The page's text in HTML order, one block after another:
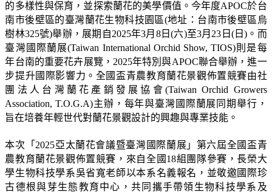
的多樣性與保育，並探索蘭花的美學價值。今年度APOC於台
南市後壁區的臺灣蘭花生物科技園區(地址：台南市後壁區烏
樹林325號)舉辦，展期自2025年3月 8日(六)至3月 23 日 (日) 。而
臺灣國際蘭展(Taiwan International Orchid Show, TIOS)則是每
年台南的重要花卉展覽， 2025年特別與APOC聯合舉辦，進一
步提升國際影響力。全國盃青農教育蘭花景觀佈置競賽由社
團法人台灣蘭花產銷發展協會(Taiwan Orchid Growers
Association, T.O.G.A)主辦，每年與臺灣國際蘭展同期舉行，
旨在培養年輕世代對蘭花景觀設計的興趣與專業技能。
本次「 2025亞太蘭花會議暨臺灣國際蘭展」第六屆全國盃青
農教育蘭花景觀佈置競賽，來自全國 18組團隊參賽，長榮大
學生物科技學系吳省寬老師以本系名義報名，並敬邀國際珍
古德根與芽生態教育中心，共同攜手帶領生物科技學系及